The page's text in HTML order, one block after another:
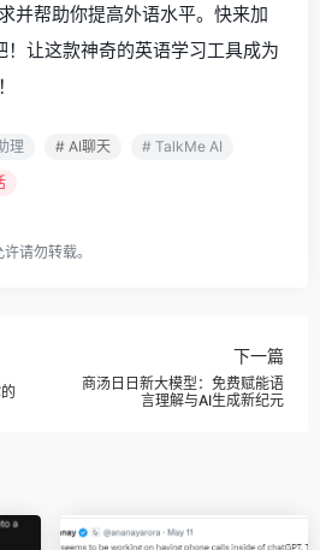
并帮助你提高外语水平。快来加
让这款神奇的英语学习工具成为
理 # AI聊天
# TalkMe AI
请勿转载。
下一篇
商汤日日新大模型：免费赋能语
言理解与AI生成新纪元